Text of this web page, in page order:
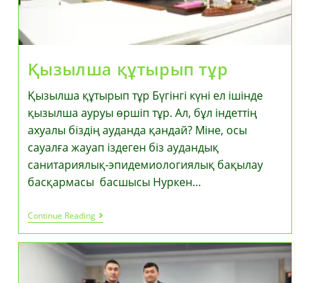
Қызылша құтырып тұр
Қызылша құтырып тұр Бүгінгі күні ел ішінде
қызылша ауруы өршіп тұр. Ал, бұл індеттің
ахуалы біздің ауданда қандай? Міне, осы
сауалға жауап іздеген біз аудандық
санитариялық-эпидемиологиялық бақылау
басқармасы басшысы Нуркен…
Continue ReadingҚызылша
Құтырып
Тұр